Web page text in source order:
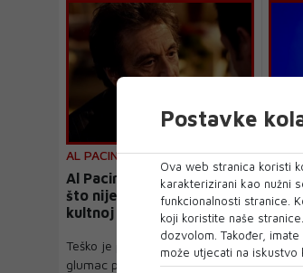
AL PACINO
Al Pacino priznao da žali
što nije prihvatio ulogu u
kultnoj filmskoj franšizi
Teško je povjerovati da bi
glumac poput Ala Pacina mogao
Adi
Postavke
Ova web stranica koristi
karakterizirani kao nužni
funkcionalnosti stranice.
koji koristite naše
dozvolom. Također,
može utjecati na iskustvo